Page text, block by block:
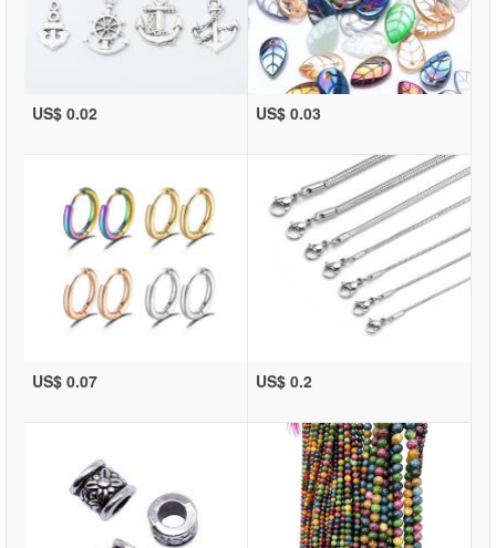
US$ 0.02 US$ 0.03
US$ 0.07 US$ 0.2